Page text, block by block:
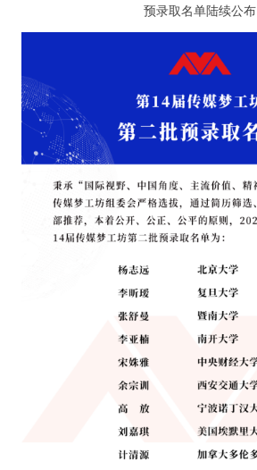
纪录片3 我们都是青年偶像
往届
出彩2016
变革2015
预录取名单陆续公布